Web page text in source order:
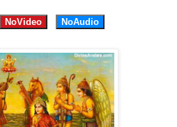
NoVideo NoAudio